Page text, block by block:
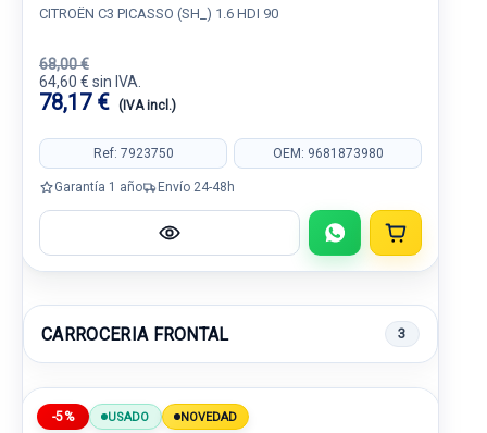
CITROËN C3 PICASSO (SH_) 1.6 HDI 90
68,00 €
64,60 € sin IVA.
78,17 € (IVA incl.)
Ref: 7923750 OEM: 9681873980
Garantía 1 año Envío 24-48h
CARROCERIA FRONTAL 3
-5% USADO NOVEDAD